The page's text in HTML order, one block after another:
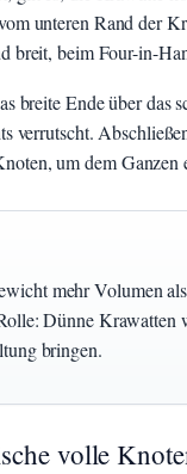
unteren Rand der
breit, beim Four-in-
breite Ende über
verrutscht.
um dem
mehr Volumen
Dünne
bringen.
volle